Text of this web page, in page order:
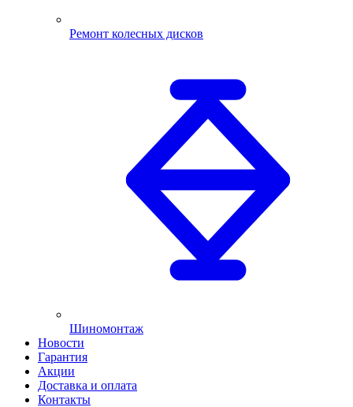
Ремонт колесных дисков
Шиномонтаж
Новости
Гарантия
Акции
Доставка и оплата
Контакты